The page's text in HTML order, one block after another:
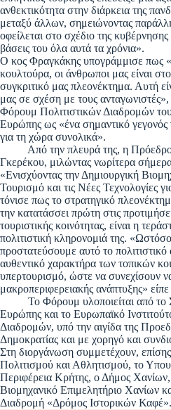
ανθεκτικότητα στην διάρκεια της
μεταξύ άλλων, σημειώνοντας
οφείλεται στο σχέδιο της
βάσεις του όλα αυτά τα χρόνια».
Ο κος Φραγκάκης υπογράμμισε πως
κουλτούρα, οι άνθρωποι μας είναι
συγκριτικό μας πλεονέκτημα. Αυτή
μας σε σχέση με τους
Φόρουμ Πολιτιστικών Διαδρομών
Ευρώπης ως «ένα σημαντικό γεγονός
για τη χώρα συνολικά».
Από την πλευρά της, η
Γκερέκου, μιλώντας νωρίτερα
«Ενισχύοντας την Δημιουργική
Τουρισμό και τις Νέες Τεχνολογίες
τόνισε πως το στρατηγικό
την κατατάσσει πρώτη στις
τουριστικής κοινότητας, είναι η
πολιτιστική κληρονομιά της.
προστατεύσουμε αυτό το
αυθεντικό χαρακτήρα των τοπικών
υπερτουρισμό, ώστε να συνεχίσουν
μακροπεριφερειακής ανάπτυξης»
Το Φόρουμ υλοποιείται από το
Ευρώπης και το Ευρωπαϊκό
Διαδρομών, υπό την αιγίδα της
Δημοκρατίας και με χορηγό και
Στη διοργάνωση συμμετέχουν,
Πολιτισμού και Αθλητισμού, το
Περιφέρεια Κρήτης, ο Δήμος
Βιομηχανικό Επιμελητήριο Χανίων
Διαδρομή «Δρόμος Ιστορικών Καφέ».